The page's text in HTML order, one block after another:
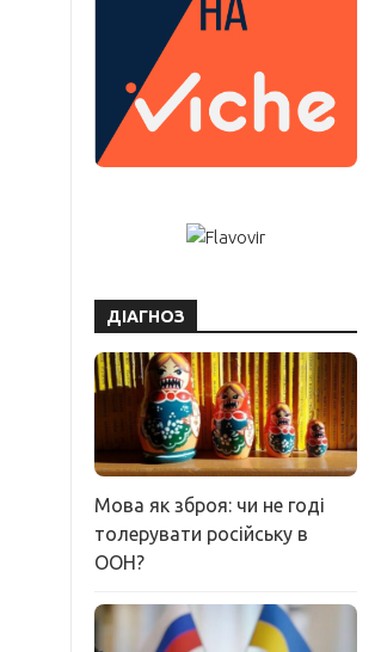
ДІАГНОЗ
Мова як зброя: чи не годі
толерувати російську в
ООН?